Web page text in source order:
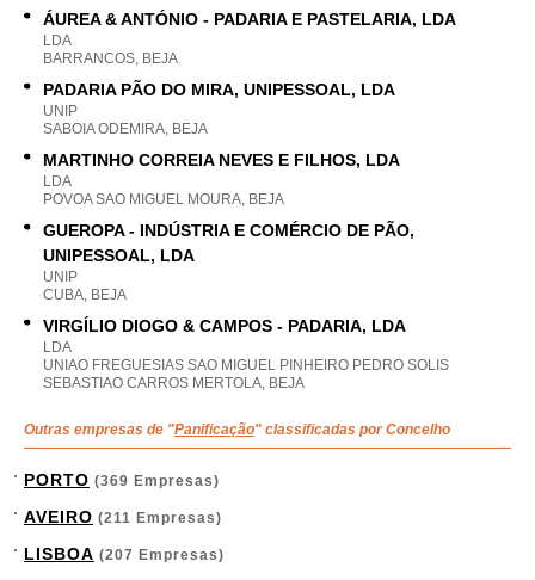
ÁUREA & ANTÓNIO - PADARIA E PASTELARIA, LDA
LDA
BARRANCOS, BEJA
PADARIA PÃO DO MIRA, UNIPESSOAL, LDA
UNIP
SABOIA ODEMIRA, BEJA
MARTINHO CORREIA NEVES E FILHOS, LDA
LDA
POVOA SAO MIGUEL MOURA, BEJA
GUEROPA - INDÚSTRIA E COMÉRCIO DE PÃO,
UNIPESSOAL, LDA
UNIP
CUBA, BEJA
VIRGÍLIO DIOGO & CAMPOS - PADARIA, LDA
LDA
UNIAO FREGUESIAS SAO MIGUEL PINHEIRO PEDRO SOLIS
SEBASTIAO CARROS MERTOLA, BEJA
Outras empresas de "Panificação" classificadas por Concelho
PORTO (369 Empresas)
AVEIRO (211 Empresas)
LISBOA (207 Empresas)